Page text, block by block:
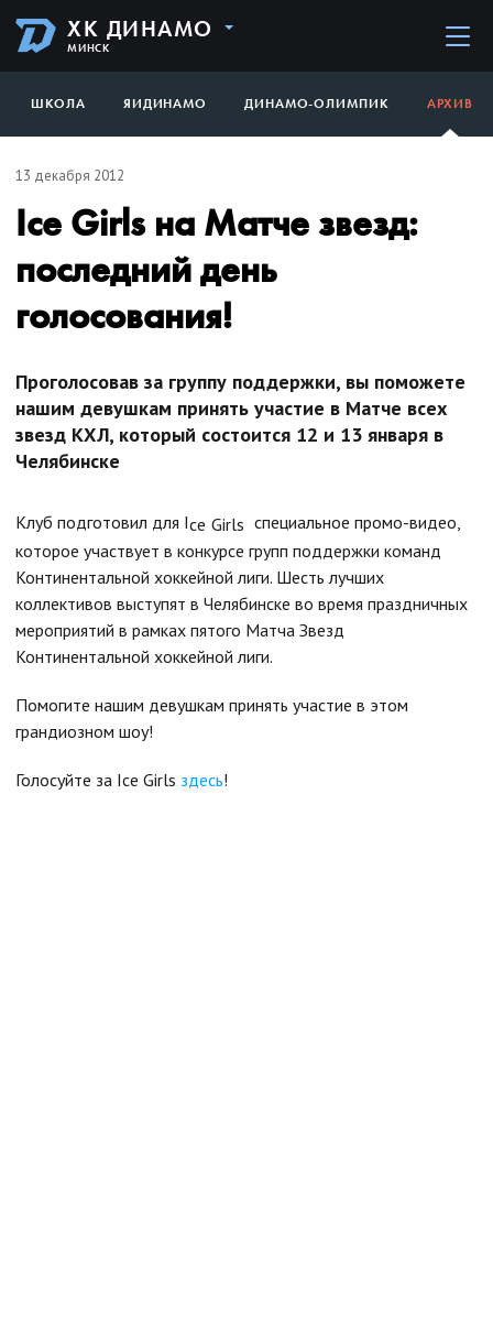
ХК ДИНАМО
МИНСК
ШКОЛА ЯИДИНАМО ДИНАМО-ОЛИМПИК АРХИВ
13 декабря 2012
Ice Girls на Матче звезд:
последний день
голосования!
Проголосовав за группу поддержки, вы поможете
нашим девушкам принять участие в Матче всех
звезд КХЛ, который состоится 12 и 13 января в
Челябинске
Клуб подготовил для Ice Girls специальное промо-видео,
которое участвует в конкурсе групп поддержки команд
Континентальной хоккейной лиги. Шесть лучших
коллективов выступят в Челябинске во время праздничных
мероприятий в рамках пятого Матча Звезд
Континентальной хоккейной лиги.
Помогите нашим девушкам принять участие в этом
грандиозном шоу!
Голосуйте за Ice Girls здесь!